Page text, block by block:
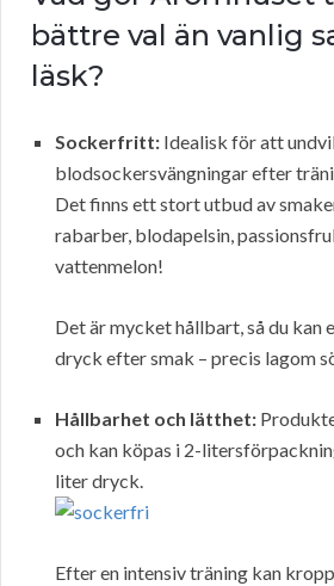
bättre val än vanlig
läsk?
Sockerfritt: Idealisk för att
blodsockersvängningar efter
Det finns ett stort utbud av
rabarber, blodapelsin,
vattenmelon!
Det är mycket hållbart, så du kan
dryck efter smak – precis lagom
Hållbarhet och lätthet:
och kan köpas i 2-
liter dryck.
Efter en intensiv träning kan